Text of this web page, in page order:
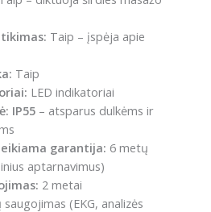
Taip – įspėja apie
Taip
LED indikatoriai
IP55– atsparus dulkėms ir
garantija: 6 metų
aptarnavimus)
2 metai
saugojimas (EKG, analizės